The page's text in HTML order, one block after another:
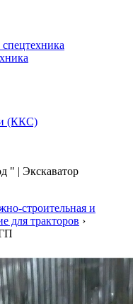
(ККС)
" | Экскаватор
строительная и
для тракторов ›